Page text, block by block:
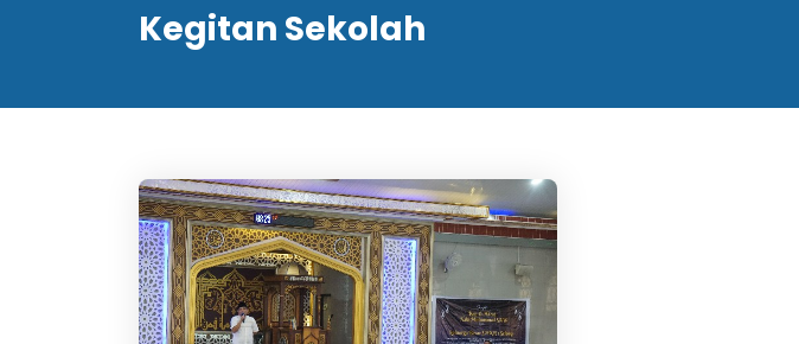
Kegitan Sekolah